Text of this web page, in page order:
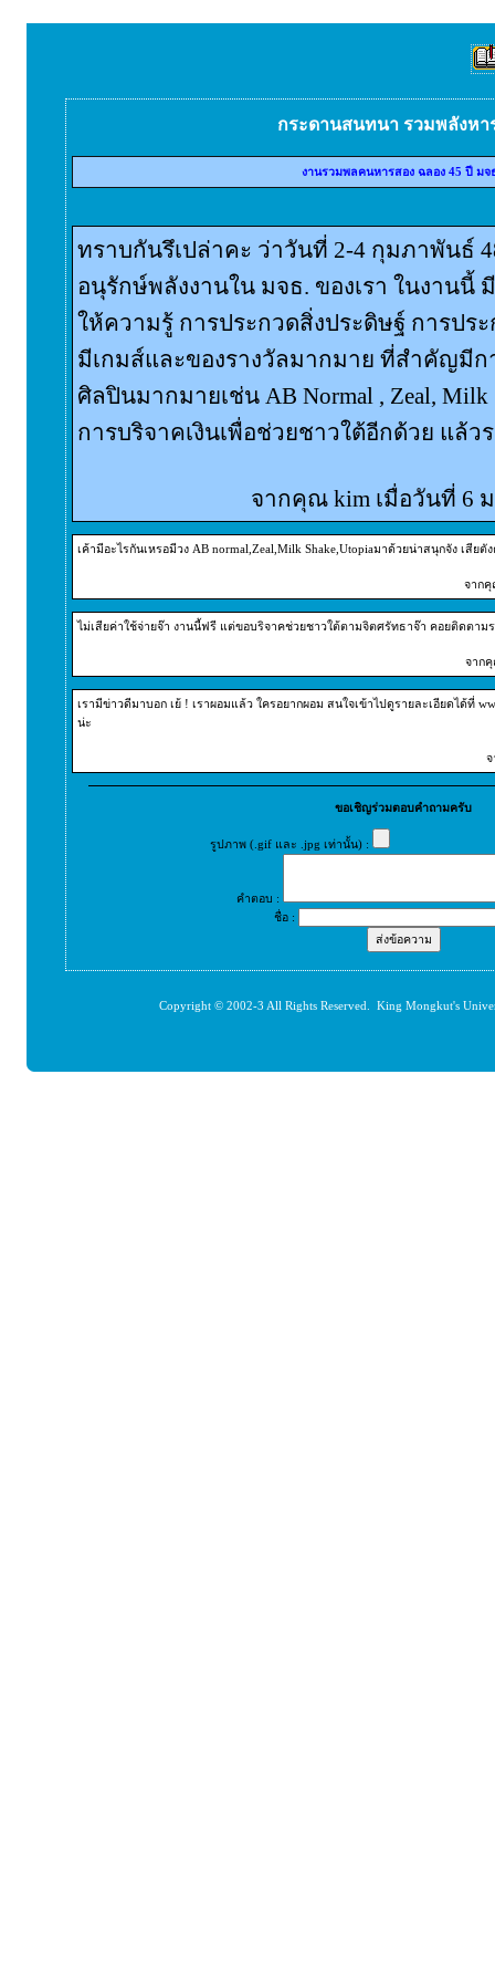
กระดานสนทนา รวมพลังหา
งานรวมพลคนหารสอง ฉลอง 45 ปี มจ
ทราบกันรึเปล่าคะ ว่าวันที่ 2-4 กุมภาพันธ์
อนุรักษ์พลังงานใน มจธ. ของเรา ในงานนี้
ให้ความรู้ การประกวดสิ่งประดิษฐ์ การปร
มีเกมส์และของรางวัลมากมาย ที่สำคัญมีก
ศิลปินมากมายเช่น AB Normal , Zeal, Milk
การบริจาคเงินเพื่อช่วยชาวใต้อีกด้วย แล้ว
จากคุณ kim เมื่อวันที่ 6
เค้ามีอะไรกันเหรอมีวง AB normal,Zeal,Milk Shake,Utopiaมาด้วยน่าสนุกจัง เสียตั
จากคุ
ไม่เสียค่าใช้จ่ายจ๊า งานนี้ฟรี แต่ขอบริจาคช่วยชาวใต้ตามจิตศรัทธาจ๊า คอยติดตาม
จากคุ
เรามีข่าวดีมาบอก เย้ ! เราผอมแล้ว ใครอยากผอม สนใจเข้าไปดูรายละเอียดได้ที่
น่ะ
จ
ขอเชิญร่วมตอบคำถามครับ
รูปภาพ (.gif และ .jpg เท่านั้น) :
คำตอบ :
ชื่อ :
Copyright © 2002-3 All Rights Reserved. King Mongkut's